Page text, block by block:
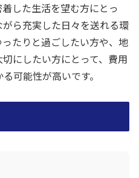
した生活を望む方にとっ
ら充実した日々を送れる環
たりと過ごしたい方や、地
にしたい方にとって、費用
可能性が高いです。